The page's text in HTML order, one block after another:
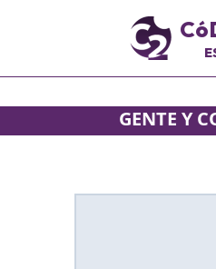
GENTE Y